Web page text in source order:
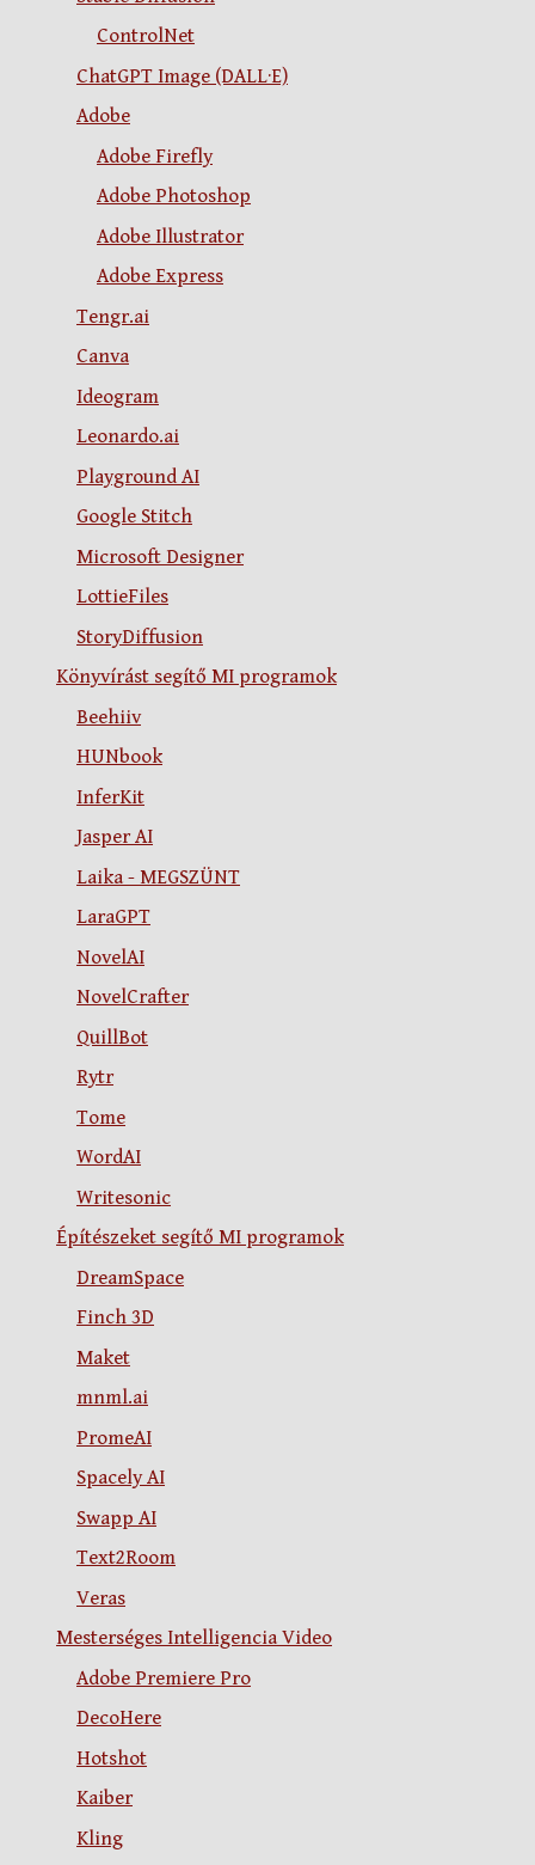
ControlNet
ChatGPT Image (DALL·E)
Adobe
Adobe Firefly
Adobe Photoshop
Adobe Illustrator
Adobe Express
Tengr.ai
Canva
Ideogram
Leonardo.ai
Playground AI
Google Stitch
Microsoft Designer
LottieFiles
StoryDiffusion
Könyvírást segítő MI programok
Beehiiv
HUNbook
InferKit
Jasper AI
Laika - MEGSZÜNT
LaraGPT
NovelAI
NovelCrafter
QuillBot
Rytr
Tome
WordAI
Writesonic
Építészeket segítő MI programok
DreamSpace
Finch 3D
Maket
mnml.ai
PromeAI
Spacely AI
Swapp AI
Text2Room
Veras
Mesterséges Intelligencia Video
Adobe Premiere Pro
DecoHere
Hotshot
Kaiber
Kling